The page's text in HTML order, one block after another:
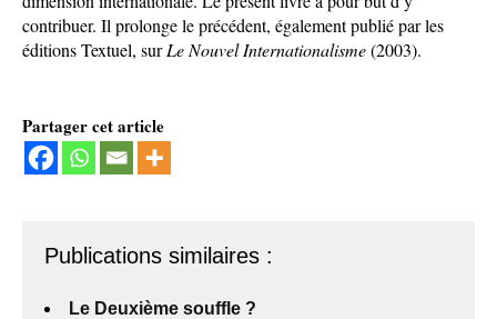
contribuer. Il prolonge le précédent, également publié par les
éditions Textuel, surLe Nouvel Internationalisme(2003).
Partager cet article
Publications similaires :
Le Deuxième souffle ?